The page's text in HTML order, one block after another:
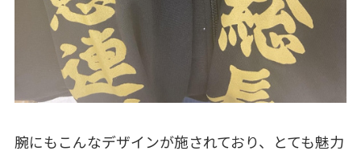
腕にもこんなデザインが施されており、とても魅力